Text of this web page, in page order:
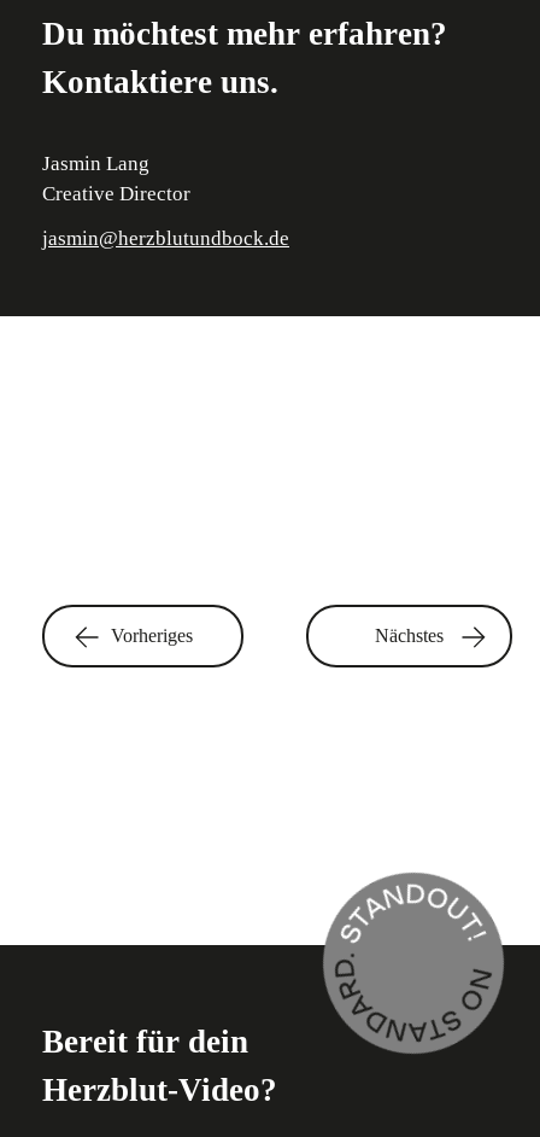
Du möchtest mehr erfahren?
Kontaktiere uns.
Jasmin Lang
Creative Director
jasmin@herzblutundbock.de
Vorheriges Nächstes
Bereit für dein
Herzblut-Video?